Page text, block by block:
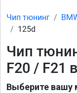
Чип тюнинг
125d
Чип
F20 / F21
Выберите вашу